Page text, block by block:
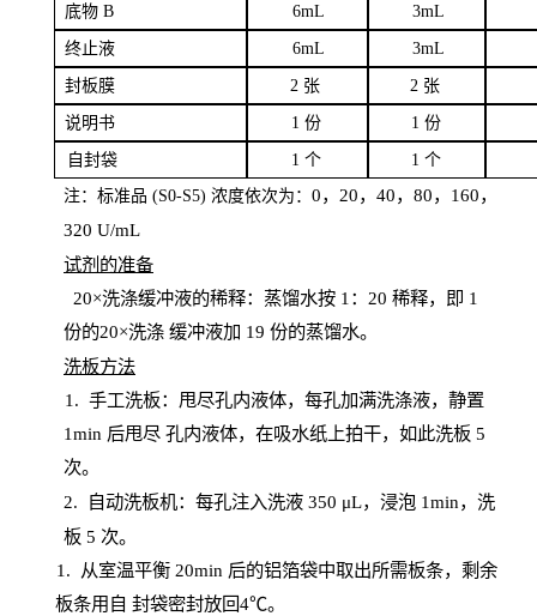
底物B 6mL 3mL
终止液 6mL 3mL
封板膜 2 张 2 张
说明书 1 份 1 份
自封袋 1 个 1 个
注：标准品 (S0-S5) 浓度依次为： 0，20，40，80，160，
320 U/mL
试剂的准备
20×洗涤缓冲液的稀释：蒸馏水按 1：20 稀释，即 1
份的20×洗涤 缓冲液加 19 份的蒸馏水。
洗板方法
1. 手工洗板：甩尽孔内液体，每孔加满洗涤液，静置
1min 后甩尽 孔内液体，在吸水纸上拍干，如此洗板 5
次。
2.
自动洗板机：每孔注入洗液 350 μL，浸泡 1min，洗
板 5 次。
1 . 从室温平衡 20min 后的铝箔袋中取出所需板条，剩余
板条用自 封袋密封放回4℃。